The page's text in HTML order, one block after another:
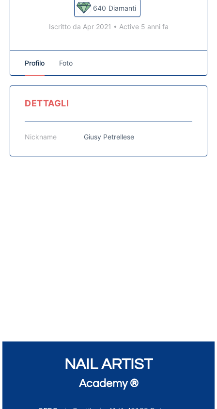
640 Diamanti
Iscritto da Apr 2021 • Active 5 anni fa
Profilo Foto
DETTAGLI
Nickname Giusy Petrellese
NAIL ARTIST
Academy ®